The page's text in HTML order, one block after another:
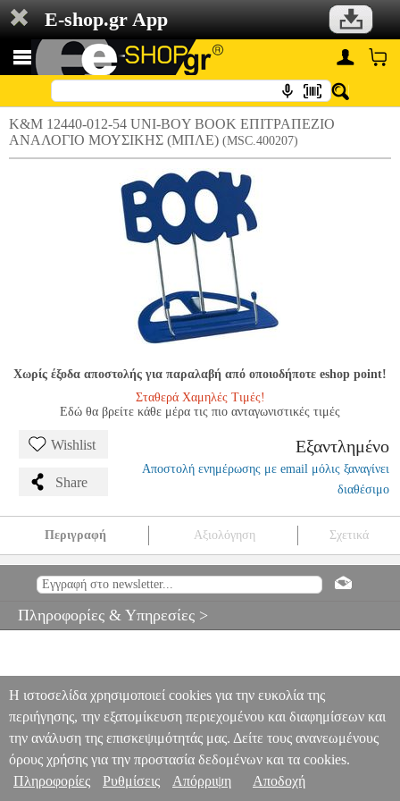
E-shop.gr App
K&M 12440-012-54 UNI-BOY BOOK ΕΠΙΤΡΑΠΕΖΙΟ
ΑΝΑΛΟΓΙΟ ΜΟΥΣΙΚΗΣ (ΜΠΛΕ) (MSC.400207)
Χωρίς έξοδα αποστολής για παραλαβή από οποιοδήποτε eshop point!
Σταθερά Χαμηλές Τιμές!
Εδώ θα βρείτε κάθε μέρα τις πιο ανταγωνιστικές τιμές
Wishlist
Share
Εξαντλημένο
Αποστολή ενημέρωσης με email μόλις ξαναγίνει
διαθέσιμο
Περιγραφή Αξιολόγηση Σχετικά
ΑΝΑΛΟΓΙΟ ΜΟΥΣΙΚΗΣ (ΜΠΛΕ)
MSC.400207
UNI-BOY BOOK ΕΠΙΤΡΑΠΕΖΙΟ ΑΝΑΛΟΓΙΟ ΜΟΥΣΙΚΗΣ
Πληροφορίες & Υπηρεσίες >
Η ιστοσελίδα χρησιμοποιεί cookies για την ευκολία της
περιήγησης, την εξατομίκευση περιεχομένου και διαφημίσεων και
την ανάλυση της επισκεψιμότητάς μας. Δείτε τους ανανεωμένους
όρους χρήσης για την προστασία δεδομένων και τα cookies.
Πληροφορίες
Ρυθμίσεις Απόρριψη Αποδοχή